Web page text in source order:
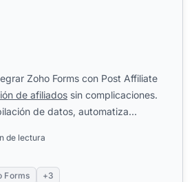
Zoho Forms con Post Affiliate
de afiliados sin complicaciones.
de datos, automatiza
de lectura
Forms +3